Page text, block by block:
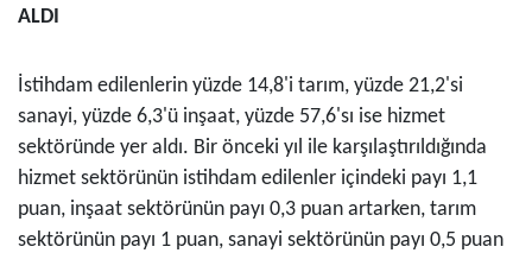
ALDI
İstihdam edilenlerin yüzde 14,8'i tarım, yüzde 21,2'si
sanayi, yüzde 6,3'ü inşaat, yüzde 57,6'sı ise hizmet
sektöründe yer aldı. Bir önceki yıl ile karşılaştırıldığında
hizmet sektörünün istihdam edilenler içindeki payı 1,1
puan, inşaat sektörünün payı 0,3 puan artarken, tarım
sektörünün payı 1 puan, sanayi sektörünün payı 0,5 puan